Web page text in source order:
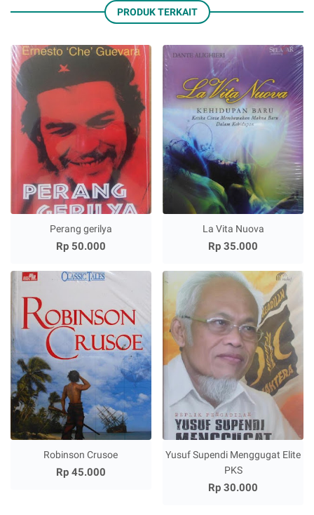
PRODUK TERKAIT
Perang gerilya
Rp 50.000
La Vita Nuova
Rp 35.000
Robinson Crusoe
Rp 45.000
Yusuf Supendi Menggugat Elite
PKS
Rp 30.000